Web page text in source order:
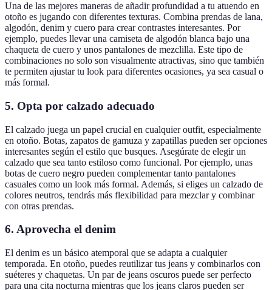
Una de las mejores maneras de añadir profundidad a tu atuendo en
otoño es jugando con diferentes texturas. Combina prendas de lana,
algodón, denim y cuero para crear contrastes interesantes. Por
ejemplo, puedes llevar una camiseta de algodón blanca bajo una
chaqueta de cuero y unos pantalones de mezclilla. Este tipo de
combinaciones no solo son visualmente atractivas, sino que también
te permiten ajustar tu look para diferentes ocasiones, ya sea casual o
más formal.
5. Opta por calzado adecuado
El calzado juega un papel crucial en cualquier outfit, especialmente
en otoño. Botas, zapatos de gamuza y zapatillas pueden ser opciones
interesantes según el estilo que busques. Asegúrate de elegir un
calzado que sea tanto estiloso como funcional. Por ejemplo, unas
botas de cuero negro pueden complementar tanto pantalones
casuales como un look más formal. Además, si eliges un calzado de
colores neutros, tendrás más flexibilidad para mezclar y combinar
con otras prendas.
6. Aprovecha el denim
El denim es un básico atemporal que se adapta a cualquier
temporada. En otoño, puedes reutilizar tus jeans y combinarlos con
suéteres y chaquetas. Un par de jeans oscuros puede ser perfecto
para una cita nocturna mientras que los jeans claros pueden ser